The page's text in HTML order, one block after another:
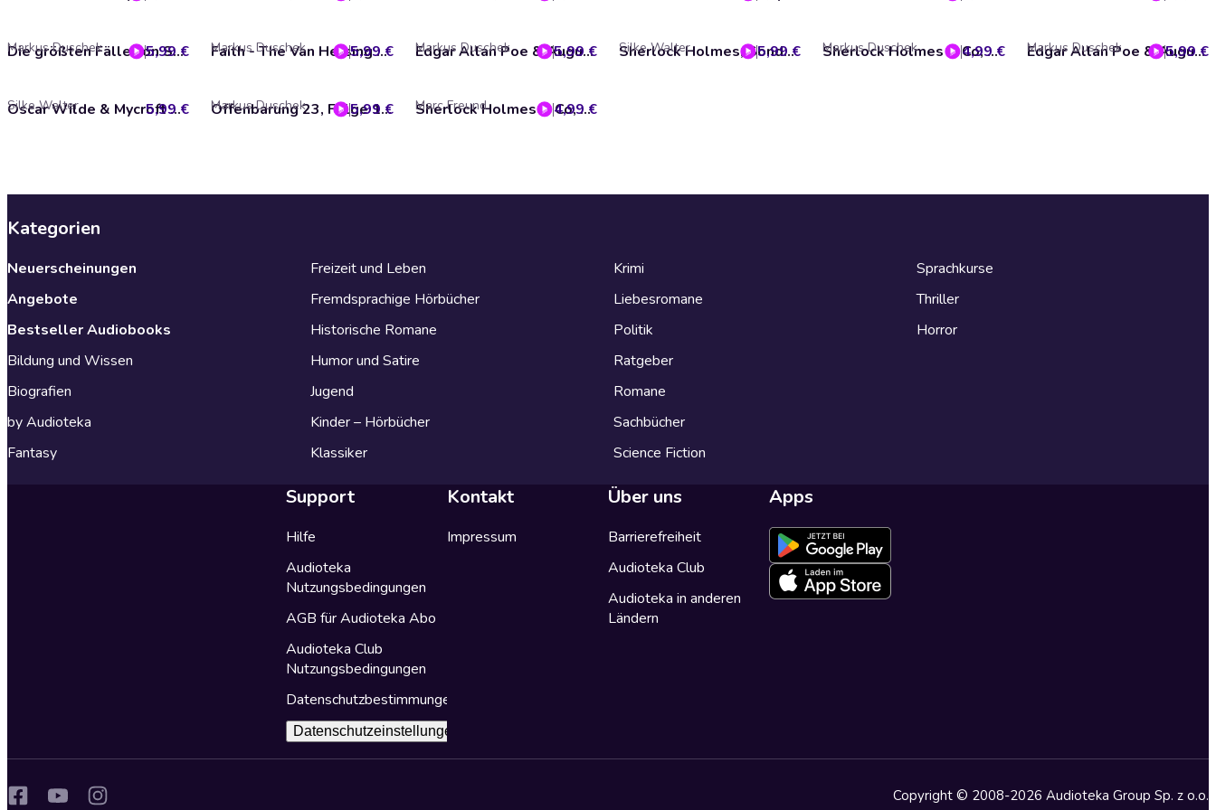
Die größten Fälle von Scotland Yard, Folge 61: Video Nasties
Markus Duschek 5,99 € Faith - The Van Helsing Chronicles, Folge 70: Die Leichenfarm
Markus Duschek 5,99 € Edgar Allan Poe & Auguste Dupin, Folge 22: Der Plan des Meisterdiebs
Markus Duschek 5,99 € Sherlock Holmes, Sonderermittler der Krone, Folge 6: Das Geheimnis des Earls
Silke Walter 5,99 € Sherlock Holmes & Co, Folge 76: Ein lebender Köder
Markus Duschek 4,99 € Edgar Allan Poe & Auguste Dupin, Folge 21: Tod eines Feindes
Markus Duschek 5,99 €
Oscar Wilde & Mycroft Holmes, Sonderermittler der Krone, Folge 41: Auf Bewährung
Silke Walter 5,99 € Offenbarung 23, Folge 100: Die letzte Offenbarung
Markus Duschek 5,99 € Sherlock Holmes & Co, Folge 71: Schwarze Seide
Marc Freund 4,99 €
Kategorien
Neuerscheinungen
Angebote
Bestseller Audiobooks
Bildung und Wissen
Biografien
by Audioteka
Fantasy
Freizeit und Leben
Fremdsprachige Hörbücher
Historische Romane
Humor und Satire
Jugend
Kinder – Hörbücher
Klassiker
Krimi
Liebesromane
Politik
Ratgeber
Romane
Sachbücher
Science Fiction
Sprachkurse
Thriller
Horror
Support
Hilfe
Audioteka
Nutzungsbedingungen
AGB für Audioteka Abo
Audioteka Club
Nutzungsbedingungen
Datenschutzbestimmungen
Datenschutzeinstellungen
Kontakt
Impressum
Über uns
Barrierefreiheit
Audioteka Club
Audioteka in anderen
Ländern
Apps
Copyright © 2008-2026 Audioteka Group Sp. z o.o.